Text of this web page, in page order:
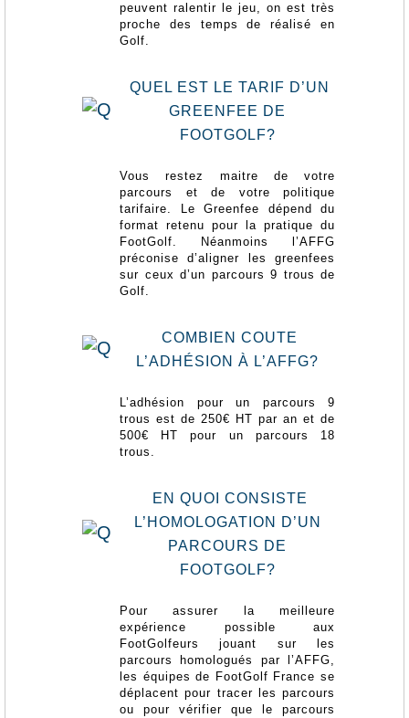
peuvent ralentir le jeu, on est très
proche des temps de réalisé en
Golf.
QUEL EST LE TARIF D’UN
GREENFEE DE
FOOTGOLF?
Vous restez maitre de votre
parcours et de votre politique
tarifaire. Le Greenfee dépend du
format retenu pour la pratique du
FootGolf. Néanmoins l’AFFG
préconise d’aligner les greenfees
sur ceux d’un parcours 9 trous de
Golf.
COMBIEN COUTE
L’ADHÉSION À L’AFFG?
L’adhésion pour un parcours 9
trous est de 250€ HT par an et de
500€ HT pour un parcours 18
trous.
EN QUOI CONSISTE
L’HOMOLOGATION D’UN
PARCOURS DE
FOOTGOLF?
Pour assurer la meilleure
expérience possible aux
FootGolfeurs jouant sur les
parcours homologués par l’AFFG,
les équipes de FootGolf France se
déplacent pour tracer les parcours
ou pour vérifier que le parcours